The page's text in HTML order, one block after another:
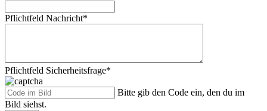
Pflichtfeld Nachricht*
Pflichtfeld Sicherheitsfrage*
Bitte gib den Code ein, den du im
Bild siehst.